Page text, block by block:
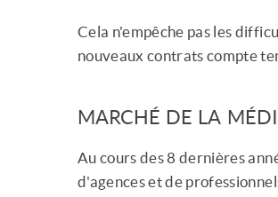
Cela n'empêche pas les
nouveaux contrats compte
MARCHÉ DE LA
Au cours des 8 dernières
d'agences et de